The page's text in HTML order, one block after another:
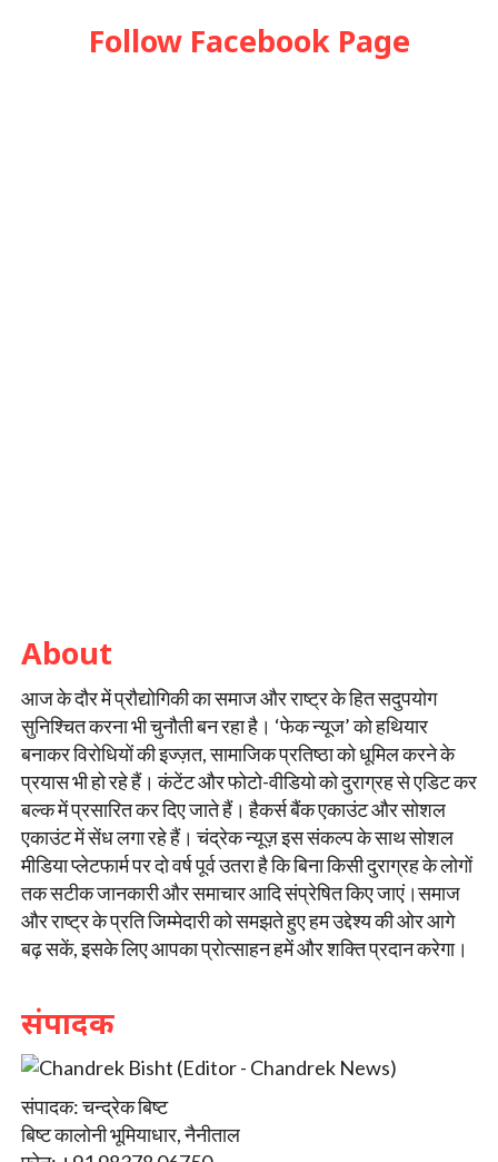
Follow Facebook Page
About
आज के दौर में प्रौद्योगिकी का समाज और राष्ट्र के हित सदुपयोग
सुनिश्चित करना भी चुनौती बन रहा है। ‘फेक न्यूज’ को हथियार
बनाकर विरोधियों की इज्ज़त, सामाजिक प्रतिष्ठा को धूमिल करने के
प्रयास भी हो रहे हैं। कंटेंट और फोटो-वीडियो को दुराग्रह से एडिट कर
बल्क में प्रसारित कर दिए जाते हैं। हैकर्स बैंक एकाउंट और सोशल
एकाउंट में सेंध लगा रहे हैं। चंद्रेक न्यूज़ इस संकल्प के साथ सोशल
मीडिया प्लेटफार्म पर दो वर्ष पूर्व उतरा है कि बिना किसी दुराग्रह के लोगों
तक सटीक जानकारी और समाचार आदि संप्रेषित किए जाएं।समाज
और राष्ट्र के प्रति जिम्मेदारी को समझते हुए हम उद्देश्य की ओर आगे
बढ़ सकें, इसके लिए आपका प्रोत्साहन हमें और शक्ति प्रदान करेगा।
संपादक
संपादक: चन्द्रेक बिष्ट
बिष्ट कालोनी भूमियाधार, नैनीताल